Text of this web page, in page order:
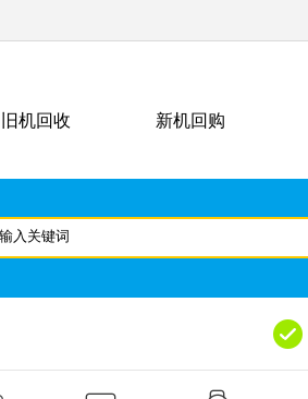
旧机回收 新机回购